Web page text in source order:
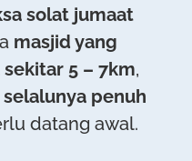
solat jumaat
masjid yang
5 – 7km,
penuh
datang awal.